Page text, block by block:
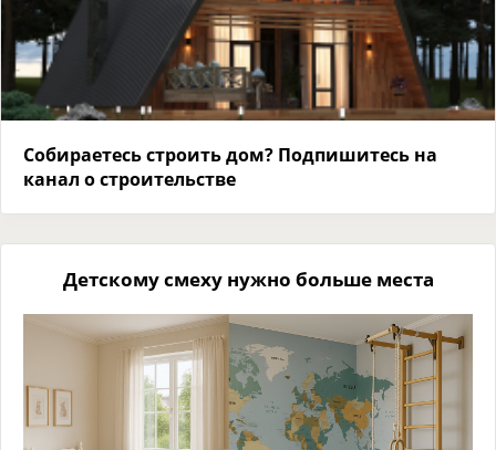
Собираетесь строить дом? Подпишитесь на
канал о строительстве
Детскому смеху нужно больше места